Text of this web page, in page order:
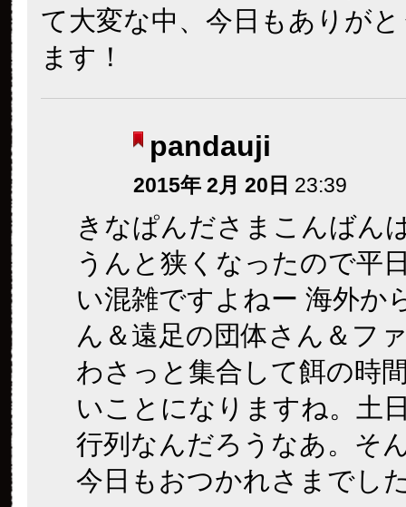
て大変な中、今日もありが
ます！
pandauji
2015年 2月 20日 23:39
きなぱんださまこんばん
うんと狭くなったので平
い混雑ですよねー 海外か
ん＆遠足の団体さん＆フ
わさっと集合して餌の時
いことになりますね。土
行列なんだろうなあ。そ
今日もおつかれさまでし